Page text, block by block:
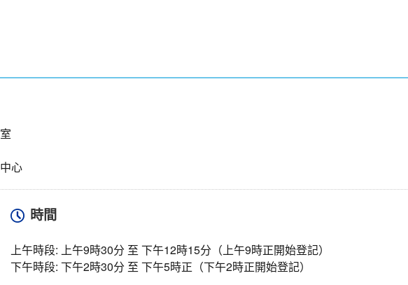
心
時間
上午時段: 上午9時30分 至 下午12時15分（上午9時正開始登記）
下午時段: 下午2時30分 至 下午5時正（下午2時正開始登記）